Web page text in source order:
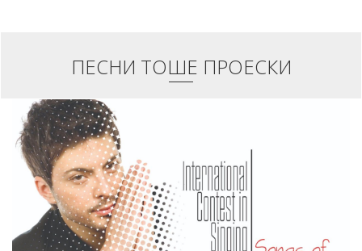
ПЕСНИ ТОШЕ ПРОЕСКИ